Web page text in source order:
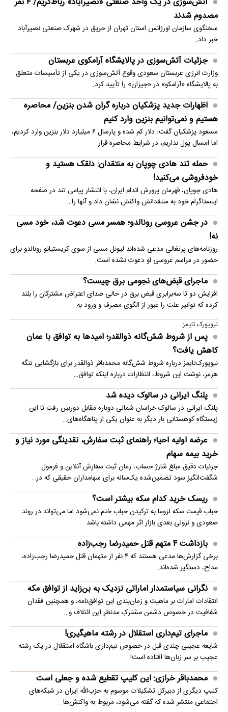
مصدوم شدند
سخنگوی سازمان اورژانس استان تهران از حریق در شهرک صنعتی نصیرآباد
خبر داد.
جزئیات آتش‌سوزی در پالایشگاه آرامکوی عربستان
وزارت انرژی عربستان سعودی وقوع آتش‌سوزی در یکی از تأسیسات متعلق
به پالایشگاه «آرامکو» در «جیزان» را تأیید کرد.
اظهارات جدید پزشکیان درباره گران شدن بنزین/ محاصره
هستیم و نمی‌توانیم بنزین وارد کنیم
مسعود پزشکیان گفت: دلار کم شده و پارسال ۶ میلیارد دلار بنزین وارد کردیم،
اما امسال پول نداریم، در شرایط محاصره قرار…
حمله تند هادی چوپان به منتقدان: دلقک هستید و
خودفروشی می‌کنید!
هادی چوپان، قهرمان پرورش اندام ایران، با انتشار پیامی تند در صفحه
اینستاگرام خود به منتقدانش واکنش نشان داد و آنها را…
در جشن عروسی رونالدو؛ همسر مسی دعوت شد، خود مسی
نه!
روزنامه‌های پرتغالی مدعی شده‌اند لیونل مسی از سوی کریستیانو رونالدو برای
حضور در مراسم عروسی او دعوت نشده است.
ماجرای قبض‌های نجومی برق چیست؟
افزایش دو تا سه‌برابری قبض برق در حالی صدای اعتراض مشترکان را بلند
کرده که توانیر علت را عبور از الگوی مصرف و ورود به…
نیویورک تایمز:
پس از شروط شش‌گانه ذوالقدر؛ امیدها به توافق با عمان
کاهش یافت؟
نیویورک‌تایمز درباره شروط شش‌گانه محمدباقر ذوالقدر برای بازگشایی تنگه
هرمز، نوشت این شروط، انتظارات درباره اینکه توافق…
پلنگ ایرانی در سالوک دیده شد
پلنگ ایرانی در سالوک خراسان شمالی دوباره مقابل دوربین رفت تا این
زیستگاه کوهستانی بار دیگر به عنوان یکی از پناهگاه‌های…
عرضه اولیه احیا؛ راهنمای ثبت سفارش، نقدینگی مورد نیاز و
خرید بیمه سهام
جزئیات دقیق مبلغ شارژ حساب، زمان ثبت سفارش آنلاین و فرمول
شگفت‌انگیز سود تضمین‌شده یک‌ساله برای سهامداران حقیقی که در…
ریسک خرید کدام سکه بیشتر است؟
حباب قیمت سکه لزوما به ترکیدن حباب ختم نمی‌شود اما می‌تواند در روند
صعودی و نزولی بعدی بازار اثر مهمی داشته باشد
بازداشت ۴ متهم قتل حمیدرضا رجب‌زاده
برخی گزارش‌ها مدعی هستند که ۴ نفر از متهمان قتل حمیدرضا رجب‌زاده،
مداح، دستگیر شده‌اند.
نگرانی سیاستمدار اماراتی نزدیک به بن‌زاید از توافق مکه
انتقادات امارات بر ماهیت و زمان‌بندی این توافق‌نامه، و همچنین فقدان
شفافیت در خصوص دشمن مشترکِ مدنظرِ این ائتلاف و…
ماجرای تیم‌داری استقلال در رشته ماهیگیری!
شایعه عجیبی چندی قبل در خصوص تیم‌داری باشگاه استقلال در یک رشته
عجیب بر سر زبان‌ها افتاده است!
محمدباقر خرازی: این کلیپ تقطیع شده و جعلی است
کلیپ دیگری از دبیرکل تشکیلات موسوم به حزب‌الله ایران در شبکه‌های
اجتماعی منتشر شده که گفته می‌شود، مربوط به واکنش‌ها…